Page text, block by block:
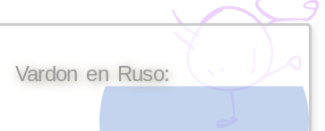
Vardon en Ruso: